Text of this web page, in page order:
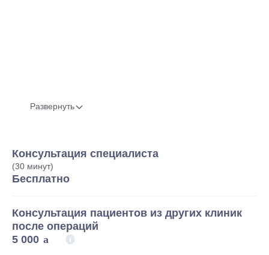
Развернуть
Консультация специалиста
(30 минут)
Бесплатно
Консультация пациентов из других клиник
после операций
5 000